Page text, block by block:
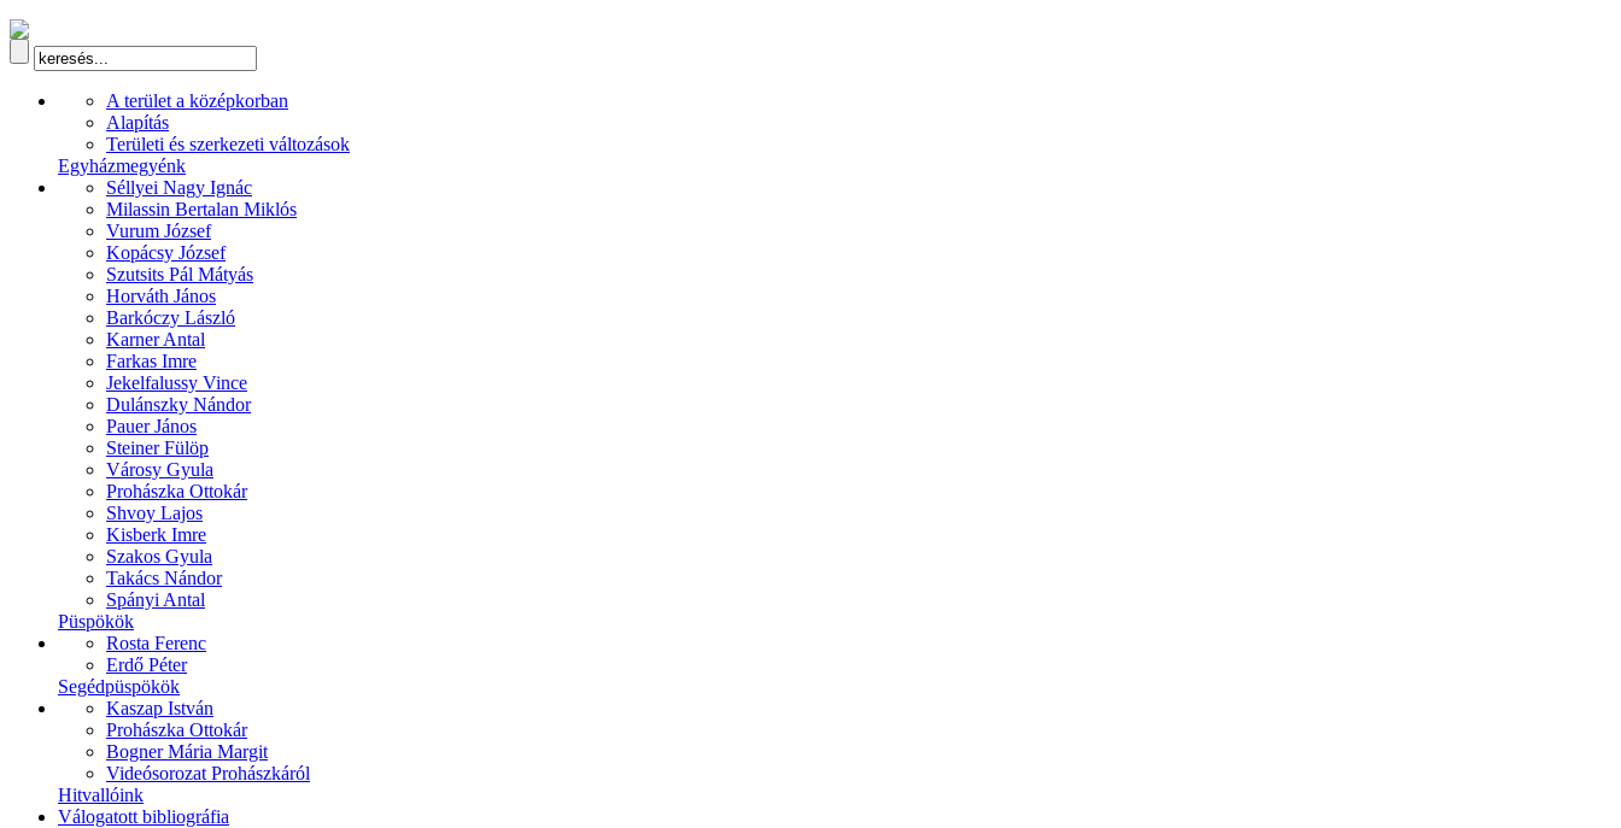
A terület a középkorban
Alapítás
Területi és szerkezeti változások
Egyházmegyénk
Séllyei Nagy Ignác
Milassin Bertalan Miklós
Vurum József
Kopácsy József
Szutsits Pál Mátyás
Horváth János
Barkóczy László
Karner Antal
Farkas Imre
Jekelfalussy Vince
Dulánszky Nándor
Pauer János
Steiner Fülöp
Városy Gyula
Prohászka Ottokár
Shvoy Lajos
Kisberk Imre
Szakos Gyula
Takács Nándor
Spányi Antal
Püspökök
Rosta Ferenc
Erdő Péter
Segédpüspökök
Kaszap István
Prohászka Ottokár
Bogner Mária Margit
Videósorozat Prohászkáról
Hitvallóink
Válogatott bibliográfia